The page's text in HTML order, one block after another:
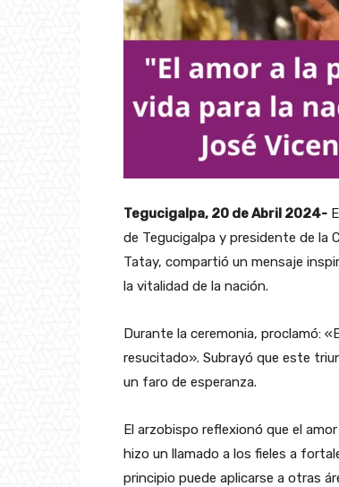
Tegucigalpa, 20 de Abril 2024-
de Tegucigalpa y presidente de la
Tatay, compartió un mensaje
la vitalidad de la nación.
Durante la ceremonia, proclamó:
resucitado». Subrayó que este
un faro de esperanza.
El arzobispo reflexionó que el
hizo un llamado a los fieles a
principio puede aplicarse a otras